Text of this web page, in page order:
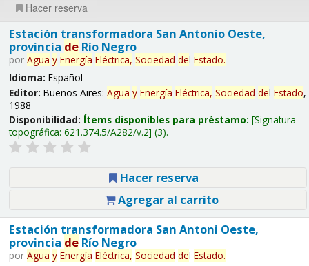
Hacer reserva
Estación transformadora San Antonio Oeste,
provincia deRío Negro
por Agua y Energía Eléctrica, Sociedad del Estado.
Idioma: Español
Editor: Buenos Aires: Agua y Energía Eléctrica, Sociedad del Estado,
1988
Disponibilidad: Ítems disponibles para préstamo: Signatura
topográfica: 621.374.5/A282/v.2 (3).
Hacer reserva
Agregar al carrito
Estación transformadora San Antoni Oeste,
provincia deRío Negro
por Agua y Energía Eléctrica, Sociedad del Estado.